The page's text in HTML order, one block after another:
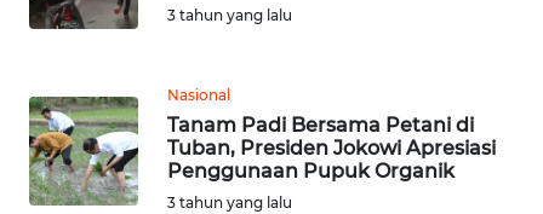
3 tahun yang lalu
Nasional
Tanam Padi Bersama Petani di
Tuban, Presiden Jokowi Apresiasi
Penggunaan Pupuk Organik
3 tahun yang lalu
SERAMBI
JAMBI
WN
SULTRA